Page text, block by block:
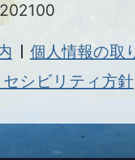
個人情報の取
シビリティ方針